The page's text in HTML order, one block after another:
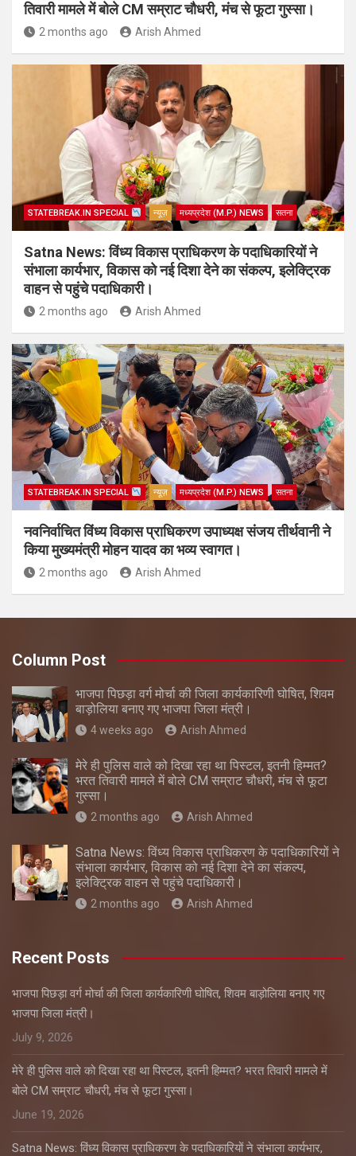
तिवारी मामले में बोले CM सम्राट चौधरी, मंच से फूटा गुस्सा।
2 months ago Arish Ahmed
STATEBREAK.IN SPECIAL न्यूज़ मध्यप्रदेश (M.P.) NEWS सतना
Satna News: विंध्य विकास प्राधिकरण के पदाधिकारियों ने
संभाला कार्यभार, विकास को नई दिशा देने का संकल्प, इलेक्ट्रिक
वाहन से पहुंचे पदाधिकारी।
2 months ago Arish Ahmed
STATEBREAK.IN SPECIAL न्यूज़ मध्यप्रदेश (M.P.) NEWS सतना
नवनिर्वाचित विंध्य विकास प्राधिकरण उपाध्यक्ष संजय तीर्थवानी ने
किया मुख्यमंत्री मोहन यादव का भव्य स्वागत।
2 months ago Arish Ahmed
Column Post
भाजपा पिछड़ा वर्ग मोर्चा की जिला कार्यकारिणी घोषित, शिवम
बाड़ोलिया बनाए गए भाजपा जिला मंत्री।
4 weeks ago Arish Ahmed
मेरे ही पुलिस वाले को दिखा रहा था पिस्टल, इतनी हिम्मत?
भरत तिवारी मामले में बोले CM सम्राट चौधरी, मंच से फूटा
गुस्सा।
2 months ago Arish Ahmed
Satna News: विंध्य विकास प्राधिकरण के पदाधिकारियों ने
संभाला कार्यभार, विकास को नई दिशा देने का संकल्प,
इलेक्ट्रिक वाहन से पहुंचे पदाधिकारी।
2 months ago Arish Ahmed
Recent Posts
भाजपा पिछड़ा वर्ग मोर्चा की जिला कार्यकारिणी घोषित, शिवम बाड़ोलिया बनाए गए
भाजपा जिला मंत्री।
July 9, 2026
मेरे ही पुलिस वाले को दिखा रहा था पिस्टल, इतनी हिम्मत? भरत तिवारी मामले में
बोले CM सम्राट चौधरी, मंच से फूटा गुस्सा।
June 19, 2026
Satna News: विंध्य विकास प्राधिकरण के पदाधिकारियों ने संभाला कार्यभार,